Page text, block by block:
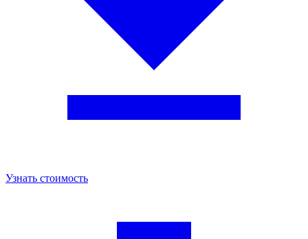
Узнать стоимость